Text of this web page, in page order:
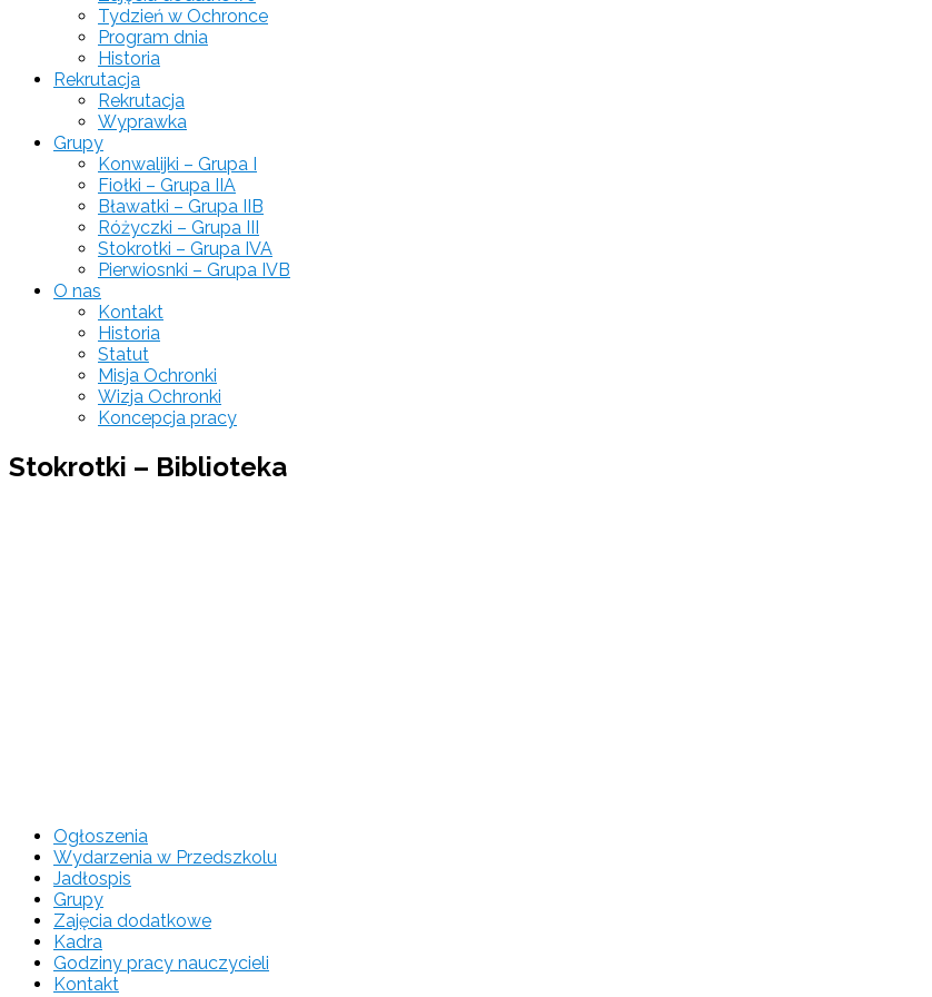
Tydzień w Ochronce
Program dnia
Historia
Rekrutacja
Rekrutacja
Wyprawka
Grupy
Konwalijki – Grupa I
Fiołki – Grupa IIA
Bławatki – Grupa IIB
Różyczki – Grupa III
Stokrotki – Grupa IVA
Pierwiosnki – Grupa IVB
O nas
Kontakt
Historia
Statut
Misja Ochronki
Wizja Ochronki
Koncepcja pracy
Stokrotki – Biblioteka
Ogłoszenia
Wydarzenia w Przedszkolu
Jadłospis
Grupy
Zajęcia dodatkowe
Kadra
Godziny pracy nauczycieli
Kontakt